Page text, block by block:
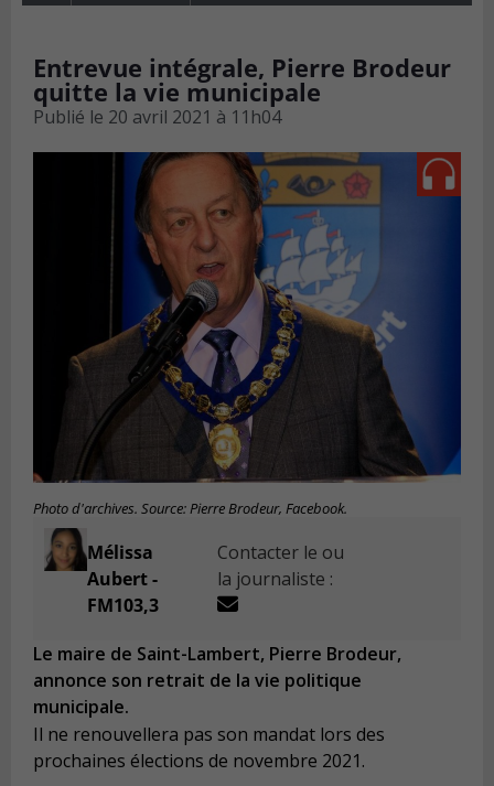
Entrevue intégrale, Pierre Brodeur
quitte la vie municipale
Publié le 20 avril 2021 à 11h04
Photo d'archives. Source: Pierre Brodeur, Facebook.
Mélissa
Aubert -
FM103,3
Contacter le ou
la journaliste :
Le maire de Saint-Lambert, Pierre Brodeur,
annonce son retrait de la vie politique
municipale.
Il ne renouvellera pas son mandat lors des
prochaines élections de novembre 2021.